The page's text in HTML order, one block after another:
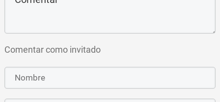
Comentar como invitado